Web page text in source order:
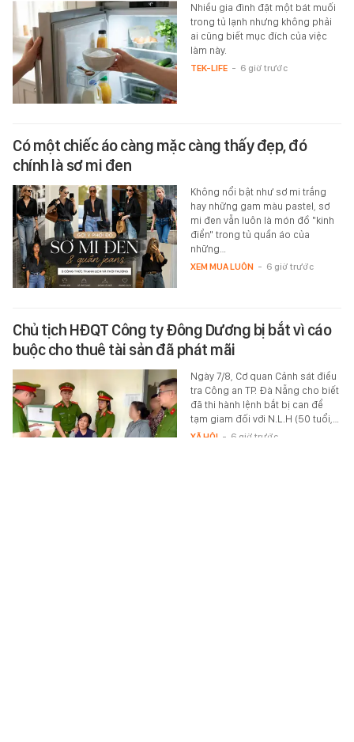
Nhiều gia đình đặt một bát muối
trong tủ lạnh nhưng không phải
ai cũng biết mục đích của việc
làm này.
TEK-LIFE - 6 giờ trước
Có một chiếc áo càng mặc càng thấy đẹp, đó
chính là sơ mi đen
Không nổi bật như sơ mi trắng
hay những gam màu pastel, sơ
mi đen vẫn luôn là món đồ "kinh
điển" trong tủ quần áo của
những…
XEM MUA LUÔN - 6 giờ trước
Chủ tịch HĐQT Công ty Đông Dương bị bắt vì cáo
buộc cho thuê tài sản đã phát mãi
Ngày 7/8, Cơ quan Cảnh sát điều
tra Công an TP. Đà Nẵng cho biết
đã thi hành lệnh bắt bị can để
tạm giam đối với N.L.H (50 tuổi,…
XÃ HỘI - 6 giờ trước